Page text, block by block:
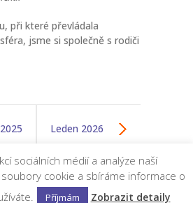
při které převládala
jsme si společně s rodiči
Leden 2026
BONAbyFF Design
sociálních médií a analýze naší
cookie a sbíráme informace o
Příjmám Zobrazit detaily